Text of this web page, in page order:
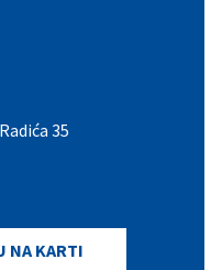
35
NA KARTI